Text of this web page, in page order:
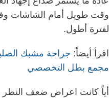
وقت طويل أمام الشاشات
لفترة أطول.
اقرأ أيضاً: جراحة مشبك
مجمع بطل التخصصي
أياً كانت اعراض ضعف النظر